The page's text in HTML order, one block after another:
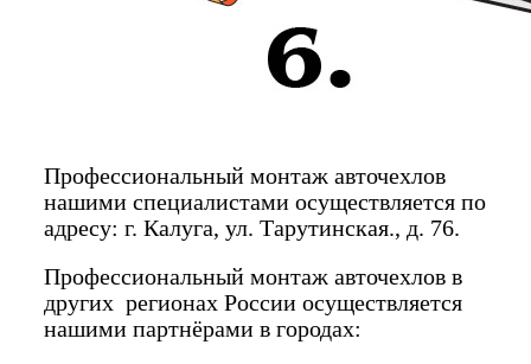
Профессиональный монтаж авточехлов
нашими специалистами осуществляется по
адресу: г. Калуга, ул. Тарутинская., д. 76.
Профессиональный монтаж авточехлов в
других регионах России осуществляется
нашими партнёрами в городах: